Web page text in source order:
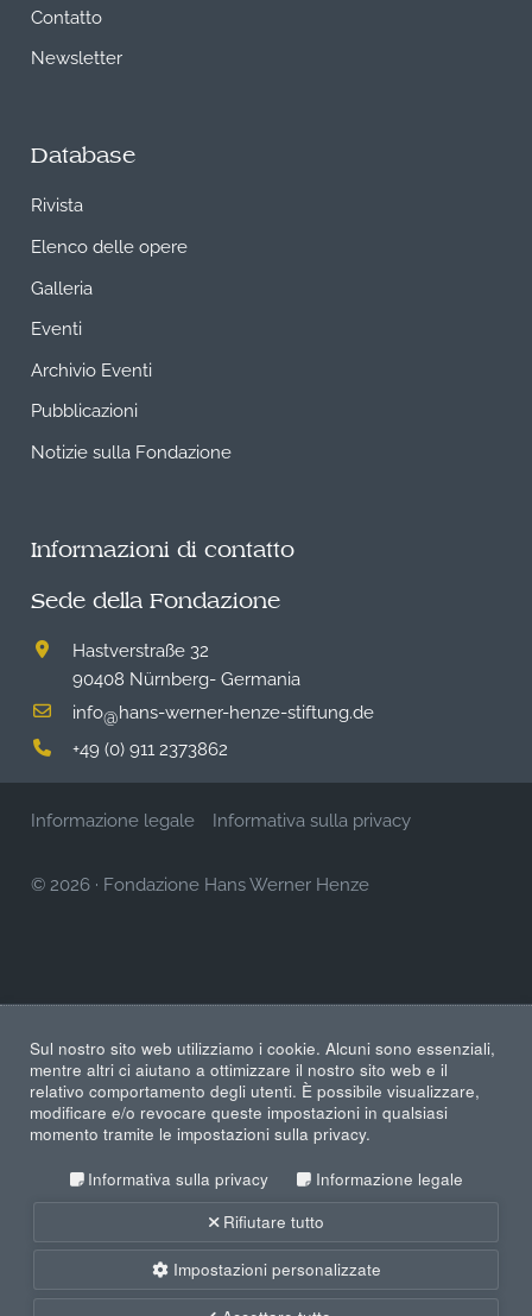
Contatto
Newsletter
Database
Rivista
Elenco delle opere
Galleria
Eventi
Archivio Eventi
Pubblicazioni
Notizie sulla Fondazione
Informazioni di contatto
Sede della Fondazione
Hastverstraße 32
90408 Nürnberg- Germania
info@hans-werner-henze-stiftung.de
+49 (0) 911 2373862
Informazione legale Informativa sulla privacy
© 2026 · Fondazione Hans Werner Henze
Sul nostro sito web utilizziamo i cookie. Alcuni sono essenziali,
mentre altri ci aiutano a ottimizzare il nostro sito web e il
relativo comportamento degli utenti. È possibile visualizzare,
modificare e/o revocare queste impostazioni in qualsiasi
momento tramite le impostazioni sulla privacy.
Informativa sulla privacy
Informazione legale
Rifiutare tutto
Impostazioni personalizzate